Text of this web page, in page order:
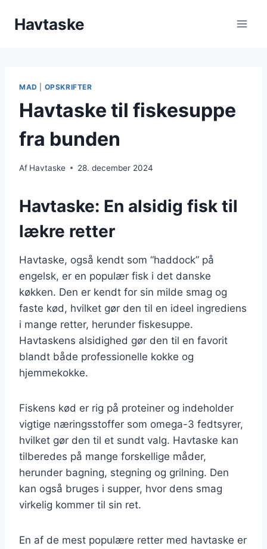
Havtaske
MAD OPSKRIFTER
Havtaske til fiskesuppe
fra bunden
Af Havtaske 28. december 2024
Havtaske: En alsidig fisk til
lækre retter
Havtaske, også kendt som “haddock” på
engelsk, er en populær fisk i det danske
køkken. Den er kendt for sin milde smag og
faste kød, hvilket gør den til en ideel ingrediens
i mange retter, herunder fiskesuppe.
Havtaskens alsidighed gør den til en favorit
blandt både professionelle kokke og
hjemmekokke.
Fiskens kød er rig på proteiner og indeholder
vigtige næringsstoffer som omega-3 fedtsyrer,
hvilket gør den til et sundt valg. Havtaske kan
tilberedes på mange forskellige måder,
herunder bagning, stegning og grilning. Den
kan også bruges i supper, hvor dens smag
virkelig kommer til sin ret.
En af de mest populære retter med havtaske er